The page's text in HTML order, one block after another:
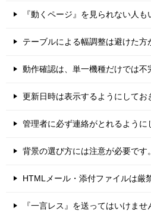
『動くページ』を見られない人も
テーブルによる幅調整は避けた方
動作確認は、単一機種だけでは不
更新日時は表示するようにしてお
管理者に必ず連絡がとれるように
背景の選び方には注意が必要です。
HTMLメール・添付ファイルは厳
『一言レス』を送ってはいけませ